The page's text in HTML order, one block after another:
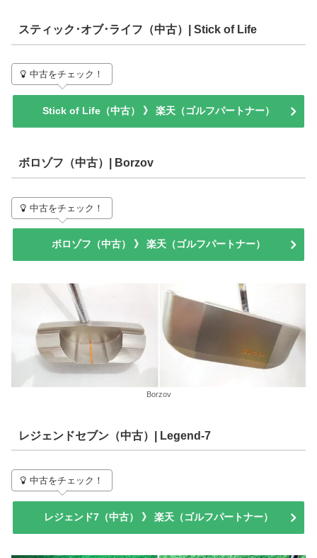
スティック･オブ･ライフ（中古）| Stick of Life
中古をチェック！
Stick of Life（中古） 》 楽天（ゴルフパートナー）
ボロゾフ（中古）| Borzov
中古をチェック！
ボロゾフ（中古） 》 楽天（ゴルフパートナー）
Borzov
レジェンドセブン（中古）| Legend-7
中古をチェック！
レジェンド7（中古） 》 楽天（ゴルフパートナー）